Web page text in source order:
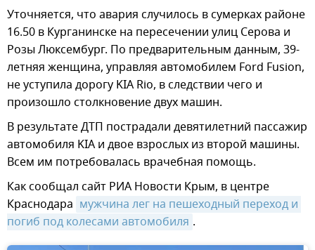
Уточняется, что авария случилось в сумерках районе
16.50 в Курганинске на пересечении улиц Серова и
Розы Люксембург. По предварительным данным, 39-
летняя женщина, управляя автомобилем Ford Fusion,
не уступила дорогу KIA Rio, в следствии чего и
произошло столкновение двух машин.
В результате ДТП пострадали девятилетний пассажир
автомобиля KIA и двое взрослых из второй машины.
Всем им потребовалась врачебная помощь.
Как сообщал сайт РИА Новости Крым, в центре
Краснодара мужчина лег на пешеходный переход и
погиб под колесами автомобиля .